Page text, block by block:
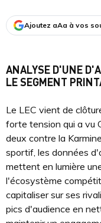
Ajoutez aAa à vos
ANALYSE D'UNE
LE SEGMENT
Le LEC vient de
forte tension qui a vu
deux contre la
sportif, les données
mettent en lumière
l'écosystème
capitaliser sur ses
pics d'audience en